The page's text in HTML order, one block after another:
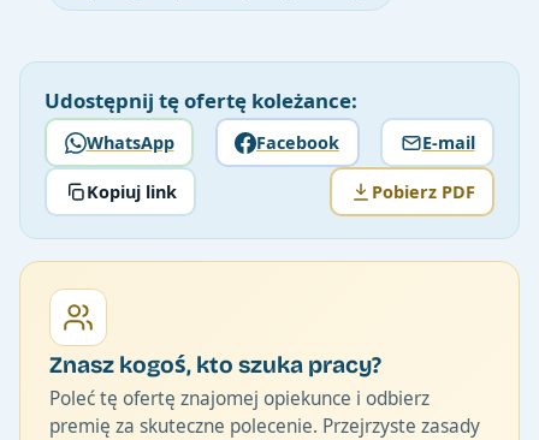
Udostępnij tę ofertę koleżance:
WhatsApp Facebook E-mail
Kopiuj link Pobierz PDF
Znasz kogoś, kto szuka pracy?
Poleć tę ofertę znajomej opiekunce i odbierz
premię za skuteczne polecenie. Przejrzyste zasady